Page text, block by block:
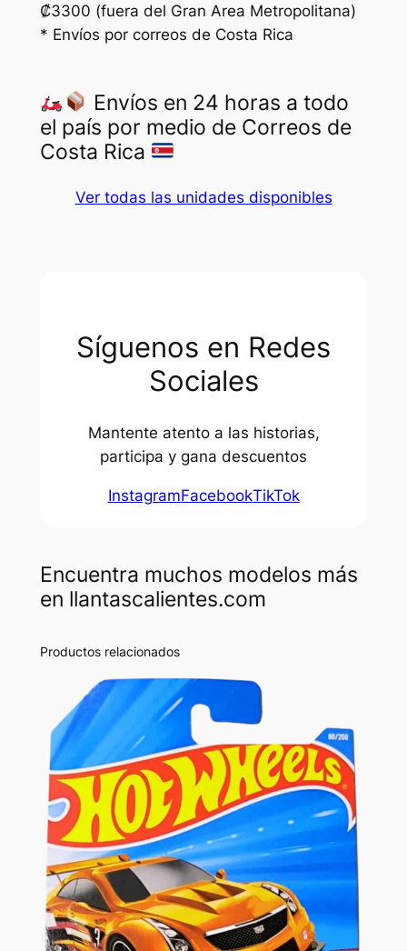
₡3300 (fuera del Gran Area Metropolitana)
* Envíos por correos de Costa Rica
Envíos en 24 horas a todo
el país por medio de Correos de
Costa Rica
Ver todas las unidades disponibles
Síguenos en Redes
Sociales
Mantente atento a las historias,
participa y gana descuentos
InstagramFacebookTikTok
Encuentra muchos modelos más
en llantascalientes.com
Productos relacionados